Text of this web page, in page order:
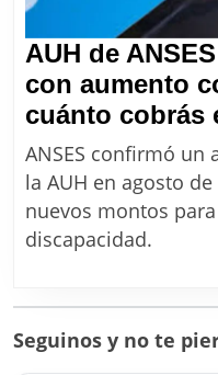
AUH de
con aumento
cuánto cobrás
ANSES confirmó un
la AUH en agosto
nuevos montos
discapacidad.
Seguinos y no te